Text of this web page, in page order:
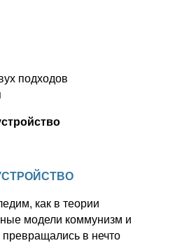
подходов
как в теории
модели коммунизм и
в нечто